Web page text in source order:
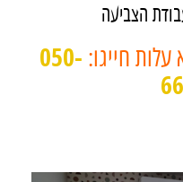
הצביעה
חייגו: 050-